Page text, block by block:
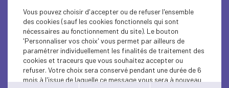
ECONOMY
ECONOMY
ECONOMY
ECONOMY
Vous pouvez choisir d'accepter ou de refuser l'ensemble
des cookies (sauf les cookies fonctionnels qui sont
nécessaires au fonctionnement du site). Le bouton
'Personnaliser vos choix' vous permet par ailleurs de
paramétrer individuellement les finalités de traitement des
cookies et traceurs que vous souhaitez accepter ou
refuser. Votre choix sera conservé pendant une durée de 6
mois à l'issue de laquelle ce message vous sera à nouveau